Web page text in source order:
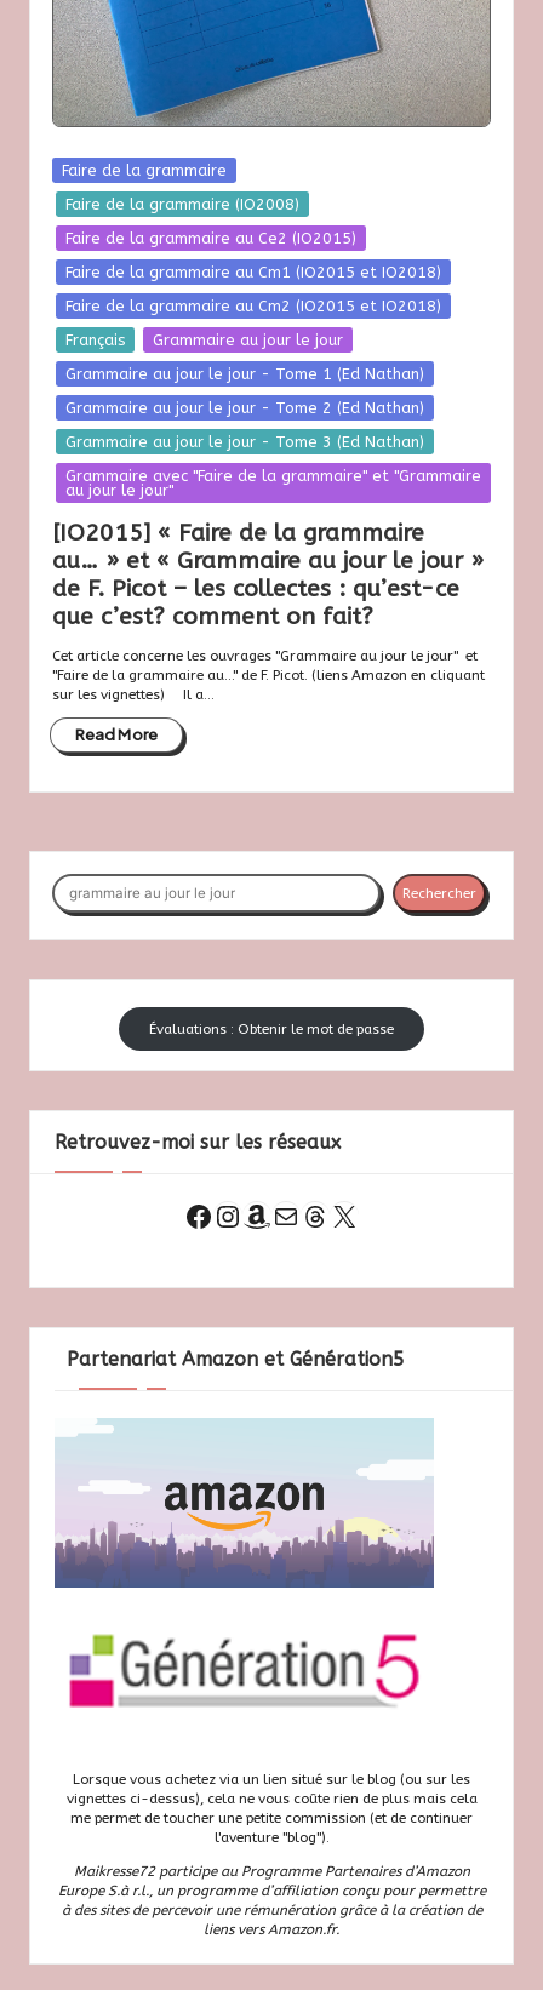
Posted
in
Faire de la grammaire
Faire de la grammaire (IO2008)
Faire de la grammaire au Ce2 (IO2015)
Faire de la grammaire au Cm1 (IO2015 et IO2018)
Faire de la grammaire au Cm2 (IO2015 et IO2018)
Français
Grammaire au jour le jour
Grammaire au jour le jour - Tome 1 (Ed Nathan)
Grammaire au jour le jour - Tome 2 (Ed Nathan)
Grammaire au jour le jour - Tome 3 (Ed Nathan)
Grammaire avec "Faire de la grammaire" et "Grammaire
au jour le jour"
[IO2015] « Faire de la grammaire
au… » et « Grammaire au jour le jour »
de F. Picot – les collectes : qu’est-ce
que c’est? comment on fait?
Cet article concerne les ouvrages "Grammaire au jour le jour" et
"Faire de la grammaire au..." de F. Picot. (liens Amazon en cliquant
sur les vignettes) Il a...
Read More
Rechercher
Rechercher
Évaluations : Obtenir le mot de passe
Retrouvez-moi sur les réseaux
Facebook
Instagram
Amazon
E-mailThreads
X
Partenariat Amazon et Génération5
Lorsque vous achetez via un lien situé sur le blog (ou sur les
vignettes ci-dessus), cela ne vous coûte rien de plus mais cela
me permet de toucher une petite commission (et de continuer
l'aventure "blog").
Maikresse72 participe au Programme Partenaires d’Amazon
Europe S.à r.l., un programme d’affiliation conçu pour permettre
à des sites de percevoir une rémunération grâce à la création de
liens vers Amazon.fr.